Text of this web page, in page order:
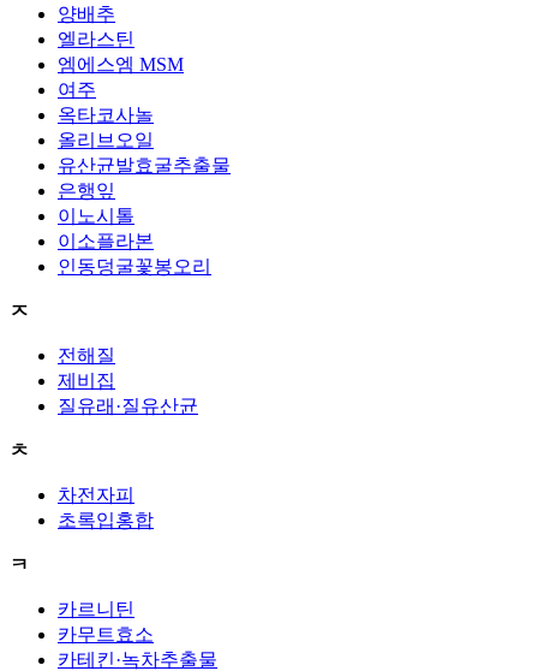
양배추
엘라스틴
엠에스엠 MSM
여주
옥타코사놀
올리브오일
유산균발효굴추출물
은행잎
이노시톨
이소플라본
인동덩굴꽃봉오리
ㅈ
전해질
제비집
질유래·질유산균
ㅊ
차전자피
초록입홍합
ㅋ
카르니틴
카무트효소
카테킨·녹차추출물